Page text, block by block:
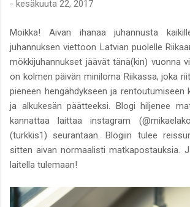
- kesäkuuta 22, 2017
Moikka! Aivan ihanaa juhannusta
juhannuksen viettoon Latvian puolelle
mökkijuhannukset jäävät tänä(kin) vuonna
on kolmen päivän miniloma Riikassa, joka
pieneen hengähdykseen ja rentoutumiseen
ja alkukesän päätteeksi. Blogi hiljenee
kannattaa laittaa instagram
(turkkis1) seurantaan. Blogiin tulee
sitten aivan normaalisti matkapostauksia.
laitella tulemaan!